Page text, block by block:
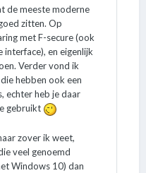
de meeste moderne
zitten. Op
met F-secure (ook
en eigenlijk
Verder vond ik
hebben ook een
echter heb je daar
gebruikt
zover ik weet,
veel genoemd
Windows 10) dan